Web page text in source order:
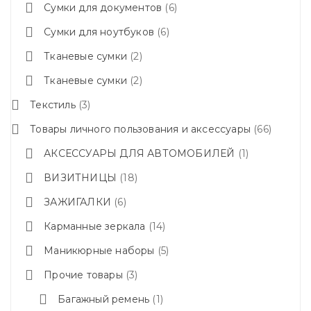
Сумки для документов
6
Сумки для ноутбуков
6
Тканевые сумки 2
Тканевые сумки 2
Текстиль 3
Товары личного пользования и аксессуары
66
АКСЕССУАРЫ ДЛЯ АВТОМОБИЛЕЙ
1
ВИЗИТНИЦЫ
18
ЗАЖИГАЛКИ
6
Карманные зеркала
14
Маникюрные наборы
5
Прочие товары 3
Багажный ремень 1